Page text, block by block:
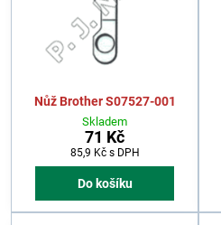
Nůž Brother S07527-001
Skladem
71 Kč
85,9 Kč s DPH
Do košíku